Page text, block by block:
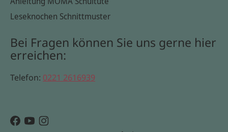
Leseknochen Schnittmuster
Bei Fragen können Sie uns gerne hier
erreichen:
Telefon: 0221 2616939